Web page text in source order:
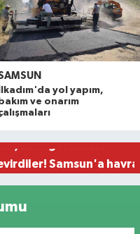
İlkadım'da yol yapım,
bakım ve onarım
sahalara taştı:
650 bin lira
tepki! "Üreticiye
Samsun'a